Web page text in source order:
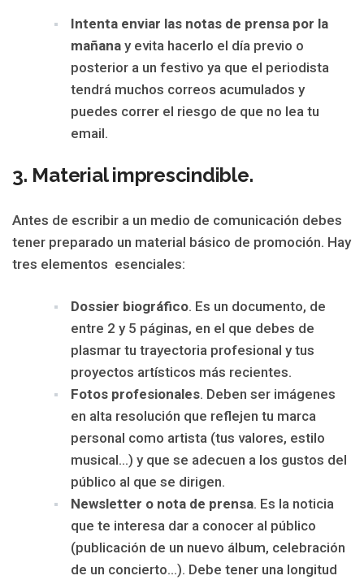
Intenta enviar las notas de prensa por la
mañana y evita hacerlo el día previo o
posterior a un festivo ya que el periodista
tendrá muchos correos acumulados y
puedes correr el riesgo de que no lea tu
email.
3. Material imprescindible.
Antes de escribir a un medio de comunicación debes
tener preparado un material básico de promoción. Hay
tres elementos esenciales:
Dossier biográfico. Es un documento, de
entre 2 y 5 páginas, en el que debes de
plasmar tu trayectoria profesional y tus
proyectos artísticos más recientes.
Fotos profesionales. Deben ser imágenes
en alta resolución que reflejen tu marca
personal como artista (tus valores, estilo
musical…) y que se adecuen a los gustos del
público al que se dirigen.
Newsletter o nota de prensa. Es la noticia
que te interesa dar a conocer al público
(publicación de un nuevo álbum, celebración
de un concierto…). Debe tener una longitud